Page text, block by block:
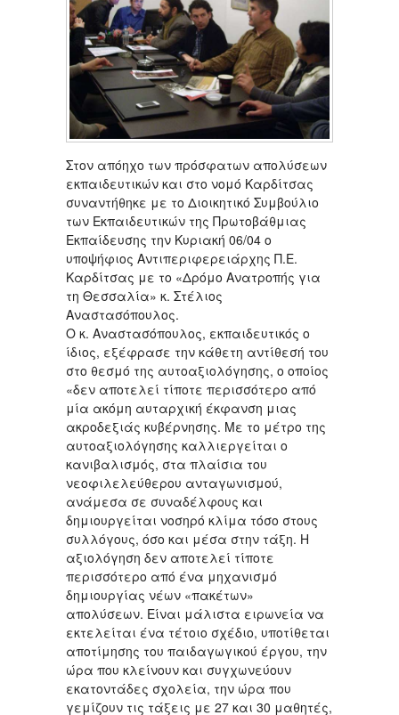
Στον απόηχο των πρόσφατων απολύσεων
εκπαιδευτικών και στο νομό Καρδίτσας
συναντήθηκε με το Διοικητικό Συμβούλιο
των Εκπαιδευτικών της Πρωτοβάθμιας
Εκπαίδευσης την Κυριακή 06/04 ο
υποψήφιος Αντιπεριφερειάρχης Π.Ε.
Καρδίτσας με το «Δρόμο Ανατροπής για
τη Θεσσαλία» κ. Στέλιος
Αναστασόπουλος.
Ο κ. Αναστασόπουλος, εκπαιδευτικός ο
ίδιος, εξέφρασε την κάθετη αντίθεσή του
στο θεσμό της αυτοαξιολόγησης, ο οποίος
«δεν αποτελεί τίποτε περισσότερο από
μία ακόμη αυταρχική έκφανση μιας
ακροδεξιάς κυβέρνησης. Με το μέτρο της
αυτοαξιολόγησης καλλιεργείται ο
κανιβαλισμός, στα πλαίσια του
νεοφιλελεύθερου ανταγωνισμού,
ανάμεσα σε συναδέλφους και
δημιουργείται νοσηρό κλίμα τόσο στους
συλλόγους, όσο και μέσα στην τάξη. Η
αξιολόγηση δεν αποτελεί τίποτε
περισσότερο από ένα μηχανισμό
δημιουργίας νέων «πακέτων»
απολύσεων. Είναι μάλιστα ειρωνεία να
εκτελείται ένα τέτοιο σχέδιο, υποτίθεται
αποτίμησης του παιδαγωγικού έργου, την
ώρα που κλείνουν και συγχωνεύουν
εκατοντάδες σχολεία, την ώρα που
γεμίζουν τις τάξεις με 27 και 30 μαθητές,